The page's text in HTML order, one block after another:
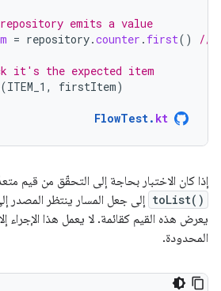
emits a value
= repository.counter . first() //
it's the expected item
(ITEM_1 , firstItem)
FlowTest. kt
إذا كان الاختبار بحاجة إلى التحقّق من قيم
toList() إلى جعل المسار ينتظر المصدر
يعرض هذه القيم كقائمة. لا يعمل هذا الإجراء
المحدودة.